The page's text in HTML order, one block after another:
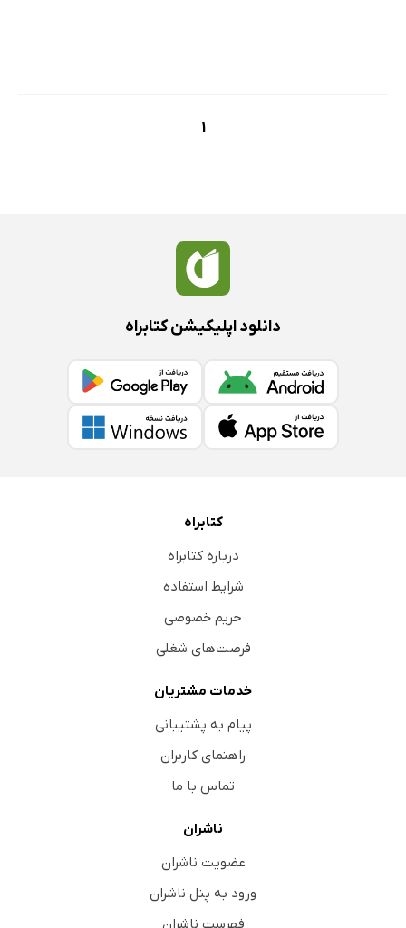
1
دانلود اپلیکیشن کتابراه
کتابراه
درباره کتابراه
شرایط استفاده
حریم خصوصی
فرصت‌های شغلی
خدمات مشتریان
پیام به پشتیبانی
راهنمای کاربران
تماس با ما
ناشران
عضویت ناشران
ورود به پنل ناشران